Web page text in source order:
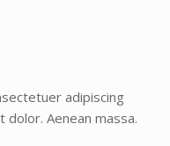
adipiscing
dolor. Aenean massa.